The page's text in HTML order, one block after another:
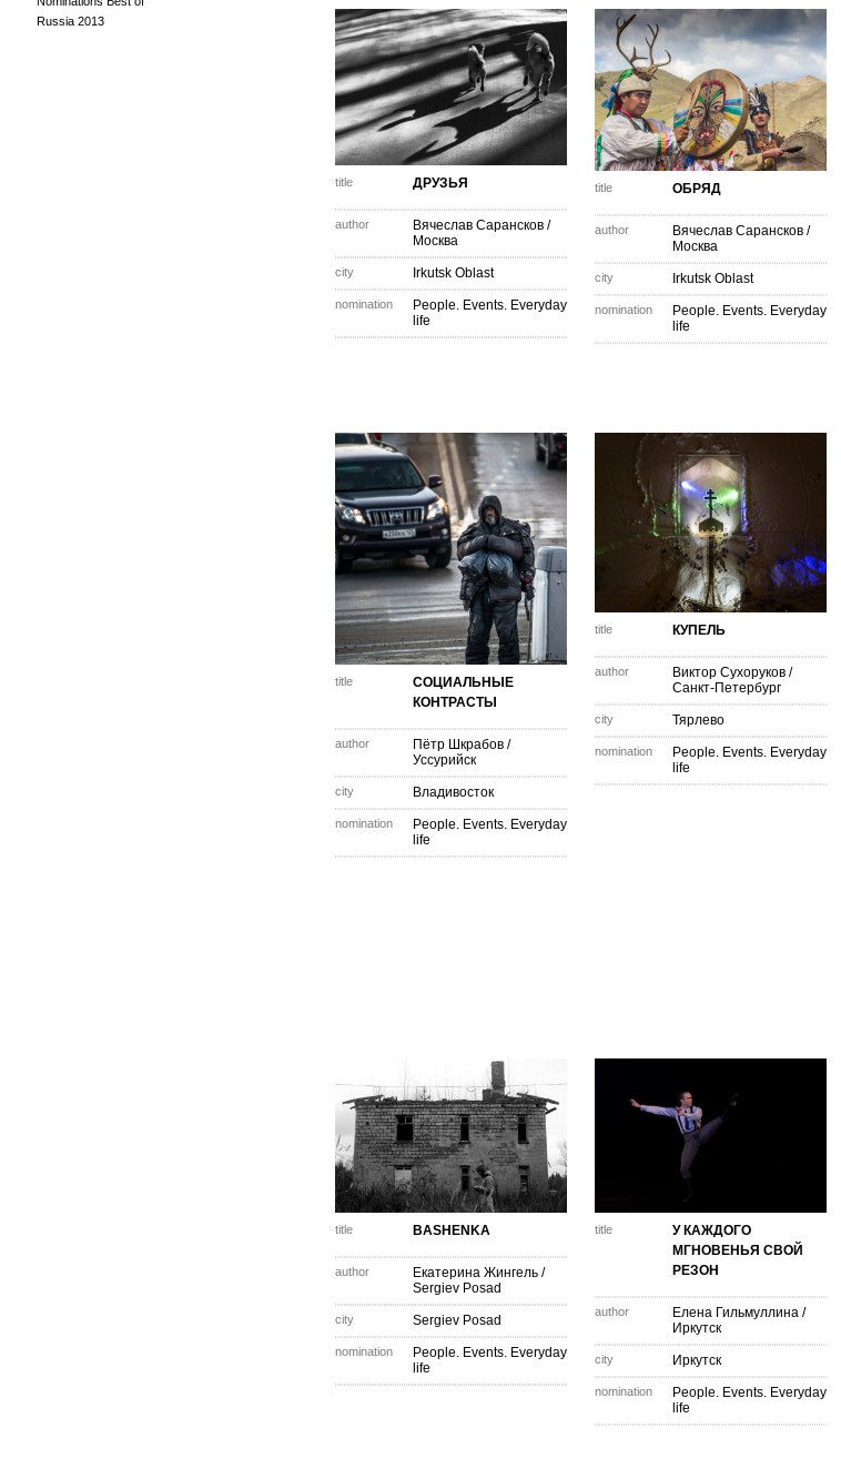
Russia 2013
title ДРУЗЬЯ
author Вячеслав Сарансков /
Москва
city Irkutsk Oblast
nomination
People. Events. Everyday
life
title ОБРЯД
author Вячеслав Сарансков /
Москва
city Irkutsk Oblast
nomination
People. Events. Everyday
life
title
СОЦИАЛЬНЫЕ
КОНТРАСТЫ
author Пётр Шкрабов /
Уссурийск
city Владивосток
nomination
People. Events. Everyday
life
title КУПЕЛЬ
author Виктор Сухоруков /
Санкт-Петербург
city Тярлево
nomination
People. Events. Everyday
life
title BASHENKA
author Екатерина Жингель /
Sergiev Posad
city Sergiev Posad
nomination
People. Events. Everyday
life
title
У КАЖДОГО
МГНОВЕНЬЯ СВОЙ
РЕЗОН
author Елена Гильмуллина /
Иркутск
city Иркутск
nomination
People. Events. Everyday
life